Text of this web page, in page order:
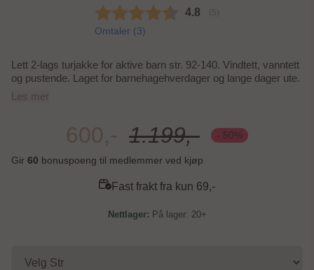
Gjennomsnittskarakter:
4.8
Omtaler (3)
Lett 2-lags turjakke for aktive barn str. 92-140. Vindtett, vanntett
og pustende. Laget for barnehagehverdager og lange dager ute.
Les mer
600,- 1.199,- - 50%
Gir 60 bonuspoeng til medlemmer ved kjøp
Fast frakt fra kun 69,-
På lager: 20+